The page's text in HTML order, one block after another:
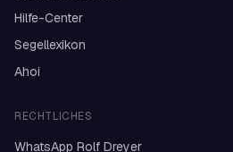
Hilfe-Center
Segellexikon
Ahoi
RECHTLICHES
WhatsApp Rolf Dreyer